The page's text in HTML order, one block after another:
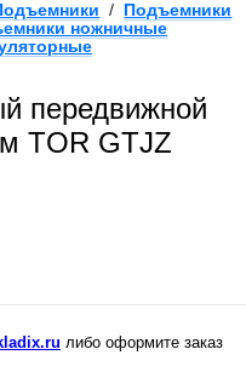
/
Подъемники
ножничные
передвижной
TOR GTJZ
либо оформите заказ